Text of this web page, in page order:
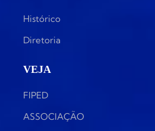
Histórico
Diretoria
VEJA
FIPED
ASSOCIAÇÃO